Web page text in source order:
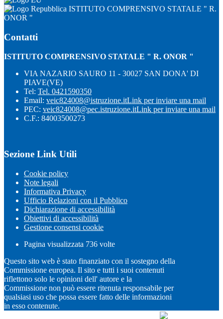
ISTITUTO COMPRENSIVO STATALE " R.
ONOR "
Contatti
ISTITUTO COMPRENSIVO STATALE " R. ONOR "
VIA NAZARIO SAURO 11 - 30027 SAN DONA' DI
PIAVE(VE)
Tel: Tel. 0421590350
Email: veic824008@istruzione.itLink per inviare una mail
PEC: veic824008@pec.istruzione.itLink per inviare una mail
C.F.: 84003500273
Sezione Link Utili
Cookie policy
Note legali
Informativa Privacy
Ufficio Relazioni con il Pubblico
Dichiarazione di accessibilità
Obiettivi di accessibilità
Gestione consensi cookie
Pagina visualizzata 736 volte
Questo sito web è stato finanziato con il sostegno della
Commissione europea. Il sito e tutti i suoi contenuti
riflettono solo le opinioni dell' autore e la
Commissione non può essere ritenuta responsabile per
qualsiasi uso che possa essere fatto delle informazioni
in esso contenute.